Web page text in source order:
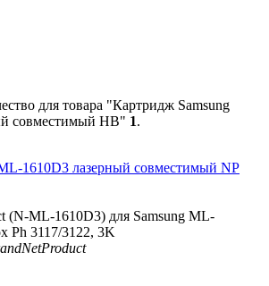
для товара "Картридж Samsung
совместимый HB" 1.
1610D3 лазерный совместимый NP
(N-ML-1610D3) для Samsung ML-
Ph 3117/3122, 3K
NetProduct